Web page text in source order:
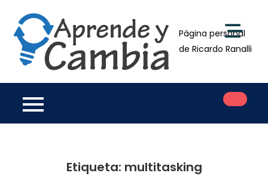
contenido
Página personal
de Ricardo Ranalli
Etiqueta: multitasking